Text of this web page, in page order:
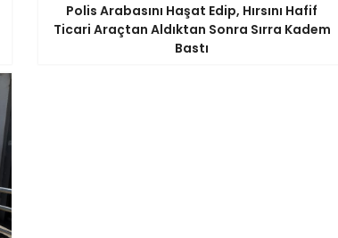
Polis Arabasını Haşat Edip, Hırsını Hafif
Ticari Araçtan Aldıktan Sonra Sırra Kadem
Bastı